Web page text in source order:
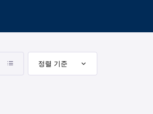
정렬 기준